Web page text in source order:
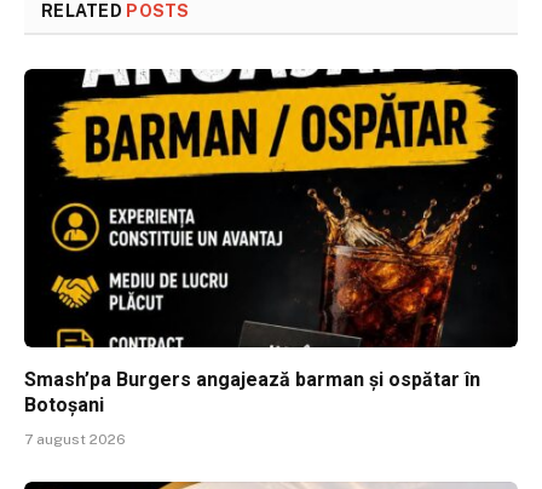
RELATED POSTS
Smash’pa Burgers angajează barman și ospătar în
Botoșani
7 august 2026